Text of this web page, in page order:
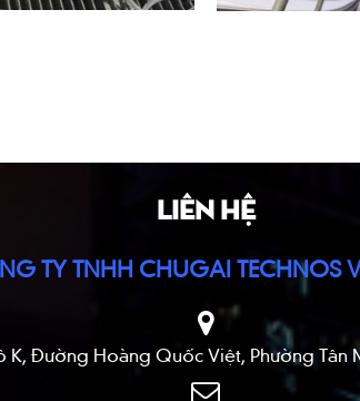
LIÊN HỆ
TY TNHH CHUGAI TECHNOS
K, Đường Hoàng Quốc Việt, Phường Tân